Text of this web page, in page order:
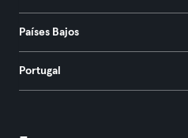
Países Bajos
Portugal